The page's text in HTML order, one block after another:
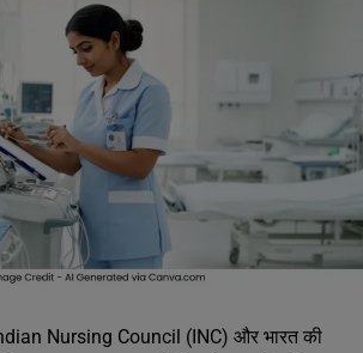
Indian Nursing Council (INC) और भारत की